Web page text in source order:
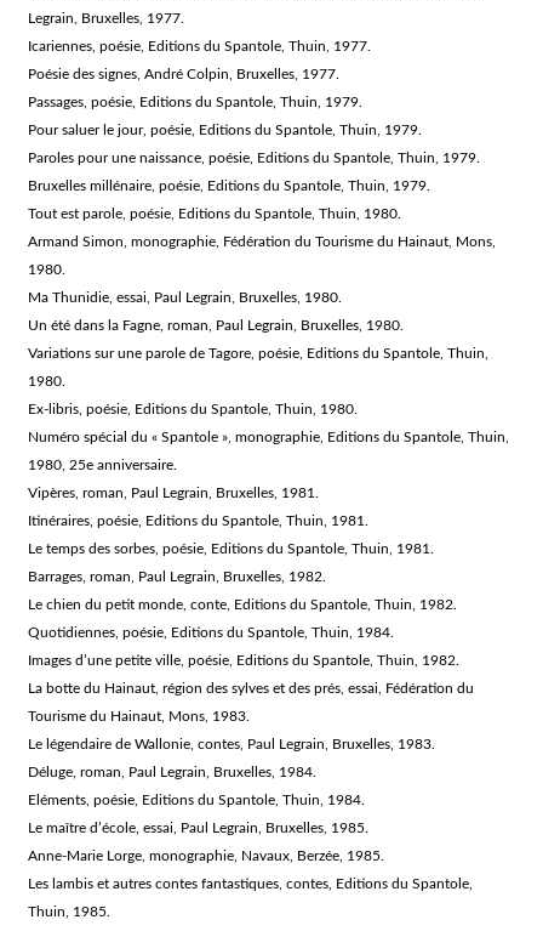
Legrain, Bruxelles, 1977.
Icariennes, poésie, Editions du Spantole, Thuin, 1977.
Poésie des signes, André Colpin, Bruxelles, 1977.
Passages, poésie, Editions du Spantole, Thuin, 1979.
Pour saluer le jour, poésie, Editions du Spantole, Thuin, 1979.
Paroles pour une naissance, poésie, Editions du Spantole, Thuin, 1979.
Bruxelles millénaire, poésie, Editions du Spantole, Thuin, 1979.
Tout est parole, poésie, Editions du Spantole, Thuin, 1980.
Armand Simon, monographie, Fédération du Tourisme du Hainaut, Mons,
1980.
Ma Thunidie, essai, Paul Legrain, Bruxelles, 1980.
Un été dans la Fagne, roman, Paul Legrain, Bruxelles, 1980.
Variations sur une parole de Tagore, poésie, Editions du Spantole, Thuin,
1980.
Ex-libris, poésie, Editions du Spantole, Thuin, 1980.
Numéro spécial du « Spantole », monographie, Editions du Spantole, Thuin,
1980, 25e anniversaire.
Vipères, roman, Paul Legrain, Bruxelles, 1981.
Itinéraires, poésie, Editions du Spantole, Thuin, 1981.
Le temps des sorbes, poésie, Editions du Spantole, Thuin, 1981.
Barrages, roman, Paul Legrain, Bruxelles, 1982.
Le chien du petit monde, conte, Editions du Spantole, Thuin, 1982.
Quotidiennes, poésie, Editions du Spantole, Thuin, 1984.
Images d’une petite ville, poésie, Editions du Spantole, Thuin, 1982.
La botte du Hainaut, région des sylves et des prés, essai, Fédération du
Tourisme du Hainaut, Mons, 1983.
Le légendaire de Wallonie, contes, Paul Legrain, Bruxelles, 1983.
Déluge, roman, Paul Legrain, Bruxelles, 1984.
Eléments, poésie, Editions du Spantole, Thuin, 1984.
Le maître d’école, essai, Paul Legrain, Bruxelles, 1985.
Anne-Marie Lorge, monographie, Navaux, Berzée, 1985.
Les lambis et autres contes fantastiques, contes, Editions du Spantole,
Thuin, 1985.